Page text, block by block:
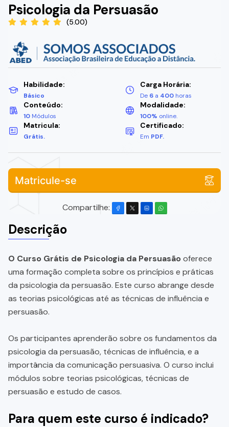
Psicologia da Persuasão
(5.00)
Habilidade:
Básico
Carga Horária:
De 6 a 400 horas
Conteúdo:
10 Módulos
Modalidade:
100% online.
Matricula:
Grátis.
Certificado:
Em PDF.
Matricule-se
Compartilhe:
Descrição
O Curso Grátis de Psicologia da Persuasãooferece
uma formação completa sobre os princípios e práticas
da psicologia da persuasão. Este curso abrange desde
as teorias psicológicas até as técnicas de influência e
persuasão.
Os participantes aprenderão sobre os fundamentos da
psicologia da persuasão, técnicas de influência, e a
importância da comunicação persuasiva. O curso inclui
módulos sobre teorias psicológicas, técnicas de
persuasão e estudo de casos.
Para quem este curso é indicado?